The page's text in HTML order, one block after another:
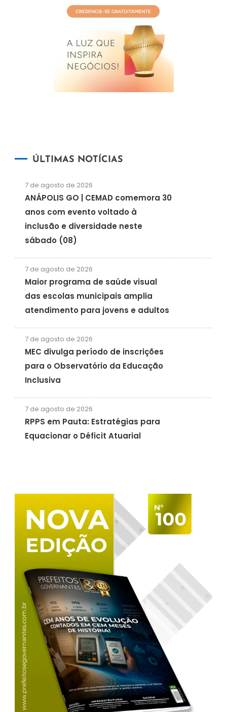
ÚLTIMAS NOTÍCIAS
7 de agosto de 2026
ANÁPOLIS GO | CEMAD comemora 30
anos com evento voltado à
inclusão e diversidade neste
sábado (08)
7 de agosto de 2026
Maior programa de saúde visual
das escolas municipais amplia
atendimento para jovens e adultos
7 de agosto de 2026
MEC divulga período de inscrições
para o Observatório da Educação
Inclusiva
7 de agosto de 2026
RPPS em Pauta: Estratégias para
Equacionar o Déficit Atuarial